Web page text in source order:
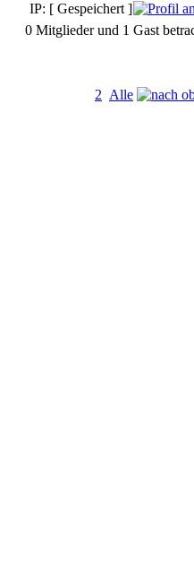
IP: [ Gespeichert ]
0 Mitglieder und 1 Gast
2 Alle